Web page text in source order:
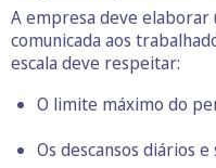
A empresa deve elaborar
comunicada aos
escala deve respeitar:
O limite máximo do
Os descansos diários